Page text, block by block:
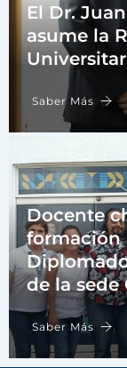
El Dr.
asume la
Saber Más
Docente
formación
de la sede
Saber Más